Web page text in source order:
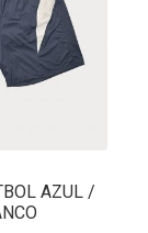
AZUL /